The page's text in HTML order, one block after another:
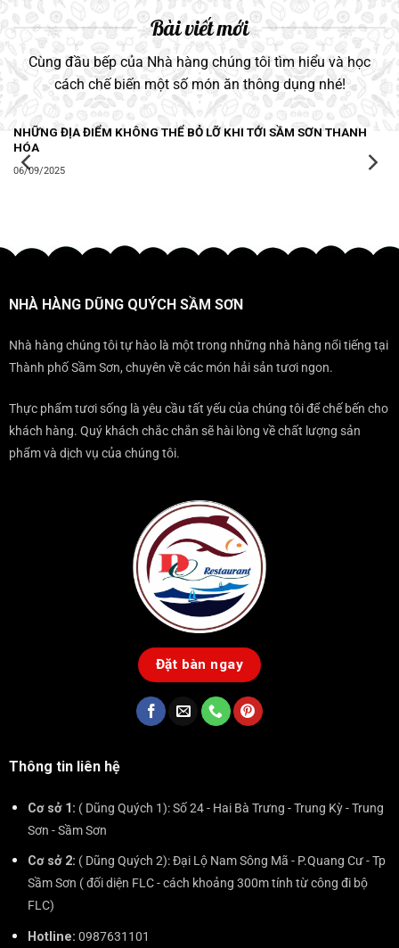
Bài viết mới
Cùng đầu bếp của Nhà hàng chúng tôi tìm hiểu và học
cách chế biến một số món ăn thông dụng nhé!
NHỮNG ĐỊA ĐIỂM KHÔNG THỂ BỎ LỠ KHI TỚI SẦM SƠN THANH
HÓA
06/09/2025
NHÀ HÀNG DŨNG QUÝCH SẦM SƠN
Nhà hàng chúng tôi tự hào là một trong những nhà hàng nổi tiếng tại
Thành phố Sầm Sơn, chuyên về các món hải sản tươi ngon.
Thực phẩm tươi sống là yêu cầu tất yếu của chúng tôi để chế bến cho
khách hàng. Quý khách chắc chắn sẽ hài lòng về chất lượng sản
phẩm và dịch vụ của chúng tôi.
Đặt bàn ngay
Thông tin liên hệ
Cơ sở 1: ( Dũng Quých 1): Số 24 - Hai Bà Trưng - Trung Kỳ - Trung
Sơn - Sầm Sơn
Cơ sở 2: ( Dũng Quých 2): Đại Lộ Nam Sông Mã - P.Quang Cư - Tp
Sầm Sơn ( đối diện FLC - cách khoảng 300m tính từ công đi bộ
FLC)
Hotline: 0987631101